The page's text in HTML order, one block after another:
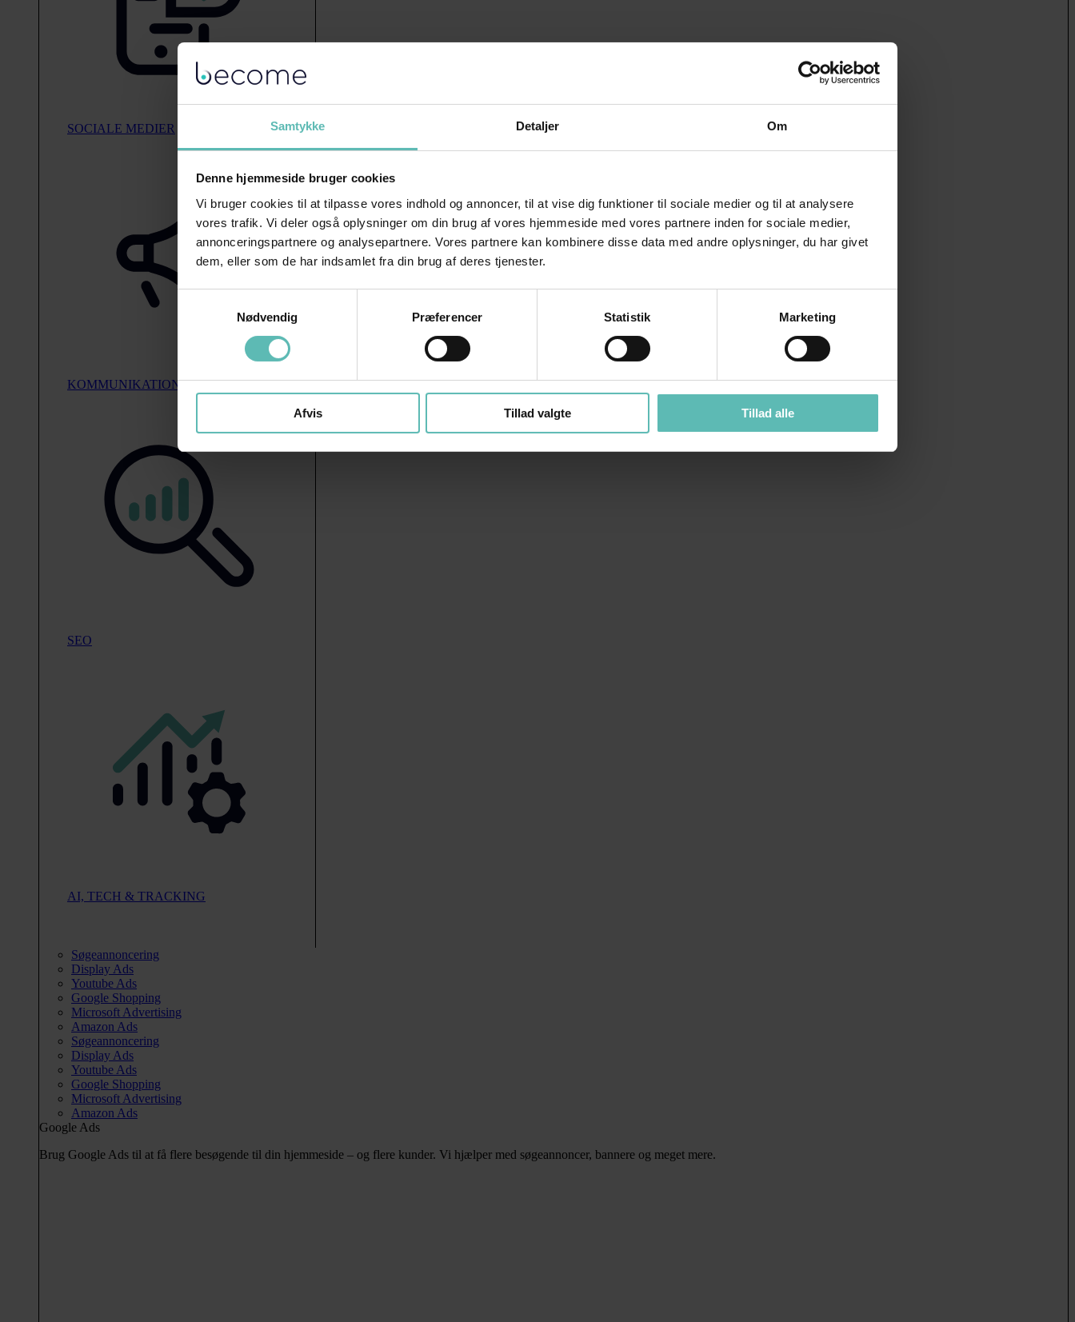
Samtykke Detaljer Om
Denne hjemmeside bruger cookies
Vi bruger cookies til at tilpasse vores indhold og annoncer, til at vise dig funktioner til sociale medier og til at analysere
vores trafik. Vi deler også oplysninger om din brug af vores hjemmeside med vores partnere inden for sociale medier,
annonceringspartnere og analysepartnere. Vores partnere kan kombinere disse data med andre oplysninger, du har givet
dem, eller som de har indsamlet fra din brug af deres tjenester.
Nødvendig
Præferencer Statistik Marketing
Afvis Tillad valgte Tillad alle
SOCIALE MEDIER
KOMMUNIKATION
SEO
AI, TECH & TRACKING
Søgeannoncering
Display Ads
Youtube Ads
Google Shopping
Microsoft Advertising
Amazon Ads
Søgeannoncering
Display Ads
Youtube Ads
Google Shopping
Microsoft Advertising
Amazon Ads
Google Ads
Brug Google Ads til at få flere besøgende til din hjemmeside – og flere kunder. Vi hjælper med søgeannoncer, bannere og meget mere.